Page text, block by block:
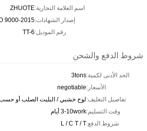
اسم العلامة التجارية:ZHUOTE
إصدار الشهادات:9000-2015
رقم الموديل:TT-6
شروط الدفع والشحن
الحد الأدنى لكمية:3tons
الأسعار:negotiable
تفاصيل التغليف:لوح خشبي / البليت الصلب أو
وقت التسليم:3-10work أيام
شروط الدفع:L / C T / T